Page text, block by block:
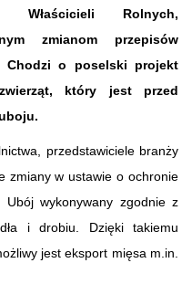
i Właścicieli Rolnych,
zmianom przepisów
Chodzi o poselski projekt
który jest przed
przedstawiciele branży
zmiany w ustawie o ochronie
wykonywany zgodnie z
i drobiu. Dzięki takiemu
jest eksport mięsa m.in.